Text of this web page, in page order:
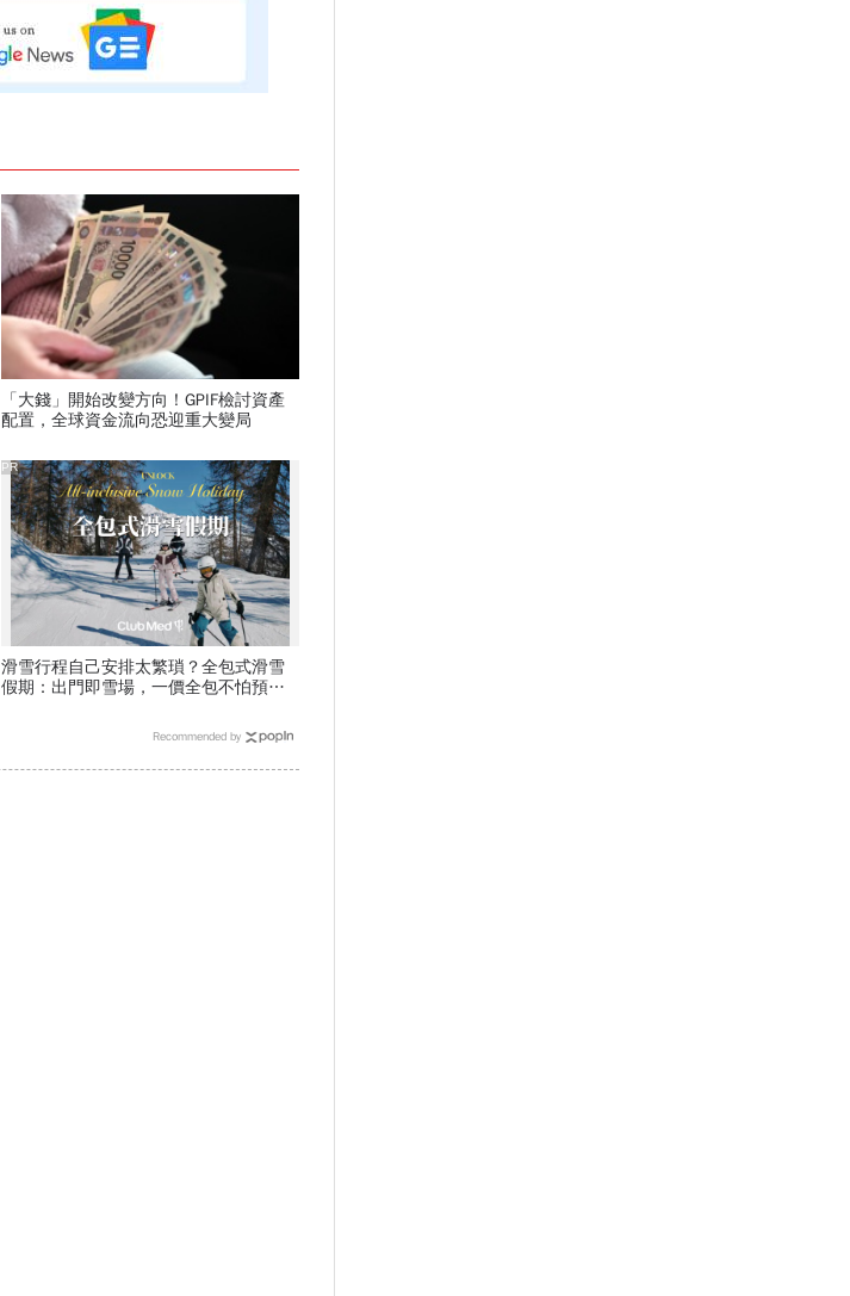
「大錢」開始改變方向！GPIF檢討資產
配置，全球資金流向恐迎重大變局
滑雪行程自己安排太繁瑣？全包式滑雪
假期：出門即雪場，一價全包不怕預算
PR
Recommended by